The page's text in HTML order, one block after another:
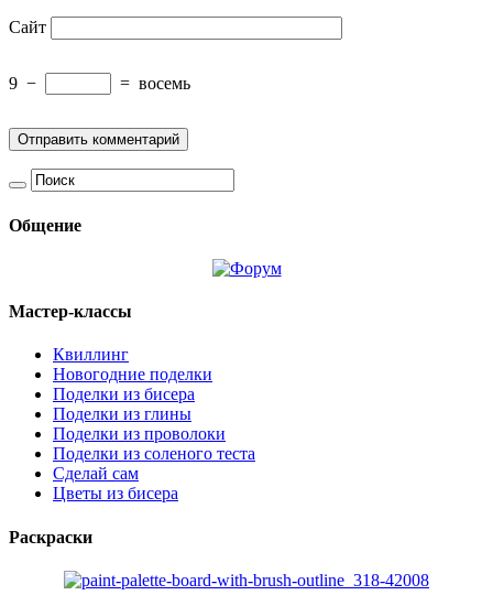
Сайт
9 − = восемь
Общение
Мастер-классы
Квиллинг
Новогодние поделки
Поделки из бисера
Поделки из глины
Поделки из проволоки
Поделки из соленого теста
Сделай сам
Цветы из бисера
Раскраски